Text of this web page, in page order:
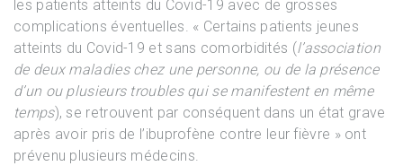
les patients atteints du Covid-19 avec de grosses
complications éventuelles. « Certains patients jeunes
atteints du Covid-19 et sans comorbidités (l’association
de deux maladies chez une personne, ou de la présence
d’un ou plusieurs troubles qui se manifestent en même
temps), se retrouvent par conséquent dans un état grave
après avoir pris de l’ibuprofène contre leur fièvre » ont
prévenu plusieurs médecins.